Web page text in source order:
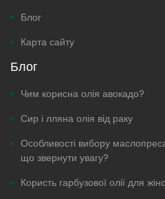
Блог
Карта сайту
Блог
Чим корисна олія авокадо?
Сир і лляна олія від раку
Особливості вибору
що звернути увагу?
Користь гарбузової олії для